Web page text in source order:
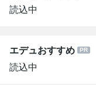
読込中
エデュおすすめ
読込中